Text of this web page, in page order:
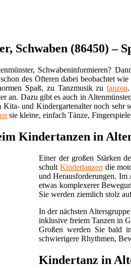
Schwaben (86450) –
Schwabeninformieren?
schon des Öfteren dabei beobachtet
Spaß, zu Tanzmusik zutanzen
an. Dazu gibt es auch in
Kita- und Kindergartenalter noch sehr
sie kleine, einfach Tänze,
Kindertanzen in
Einer der großen Stärken
schult Kindertanzen die
und Herausforderungen.
etwas komplexerer
Sie werden ziemlich stolz
In der nächsten
inklusive freiem Tanzen in
Großen werden Sie bald
schwierigere Rhythmen,
Kindertanz in